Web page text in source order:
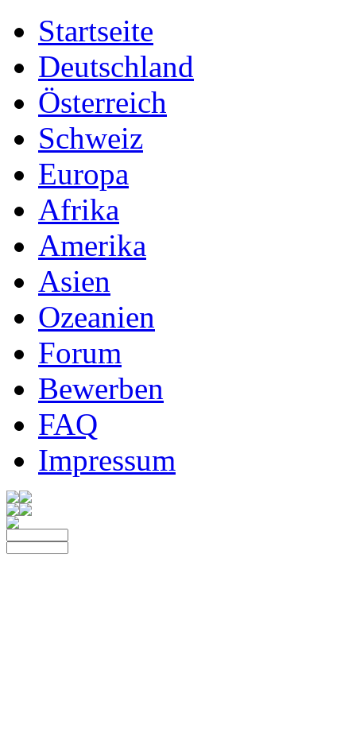
Startseite
Deutschland
Österreich
Schweiz
Europa
Afrika
Amerika
Asien
Ozeanien
Forum
Bewerben
FAQ
Impressum